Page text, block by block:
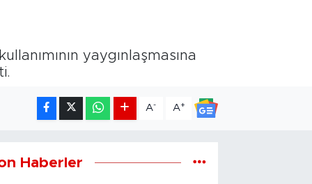
yaygınlaşmasına
A- A+
Haberler